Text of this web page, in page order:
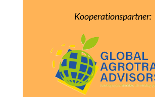
Kooperationspartner: